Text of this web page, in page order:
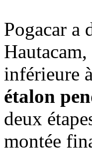
Pogacar a
inférieure
étalon
deux
montée